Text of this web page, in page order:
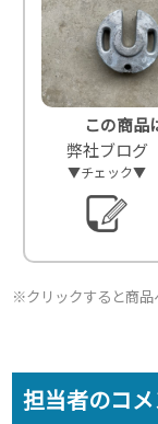
この商品
弊社ブログ
▼チェック▼
※クリックすると商品
担当者のコ